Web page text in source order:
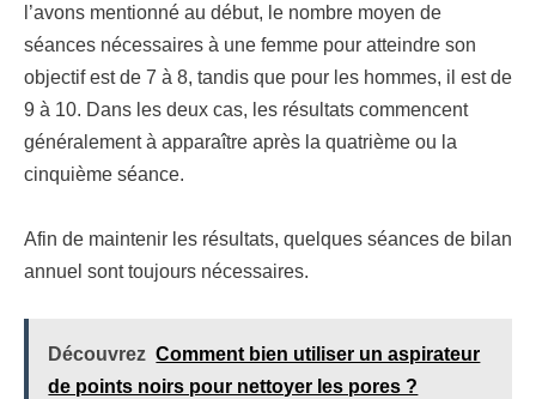
l’avons mentionné au début, le nombre moyen de
séances nécessaires à une femme pour atteindre son
objectif est de 7 à 8, tandis que pour les hommes, il est de
9 à 10. Dans les deux cas, les résultats commencent
généralement à apparaître après la quatrième ou la
cinquième séance.
Afin de maintenir les résultats, quelques séances de bilan
annuel sont toujours nécessaires.
Découvrez Comment bien utiliser un aspirateur
de points noirs pour nettoyer les pores ?